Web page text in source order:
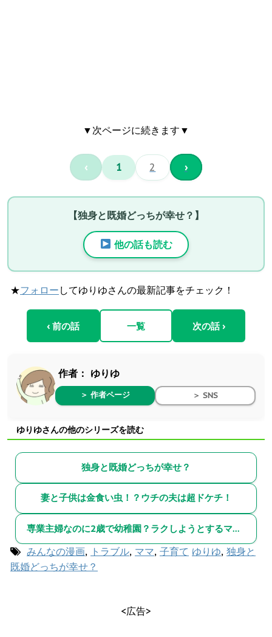
▼次ページに続きます▼
‹ 1 2 ›
【独身と既婚どっちが幸せ？】
他の話も読む
★フォロー してゆりゆさんの最新記事をチェック！
‹ 前の話 一覧 次の話 ›
作者： ゆりゆ
＞ 作者ページ ＞ SNS
ゆりゆさんの他のシリーズを読む
独身と既婚どっちが幸せ？
妻と子供は金食い虫！？ウチの夫は超ドケチ！
専業主婦なのに2歳で幼稚園？ラクしようとするママ友が許せない！
みんなの漫画, トラブル, ママ, 子育て ゆりゆ, 独身と
既婚どっちが幸せ？
<広告>